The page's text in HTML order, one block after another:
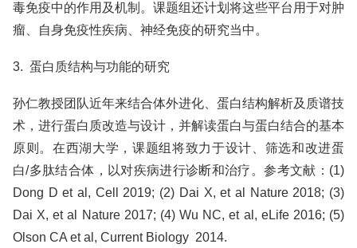
毒免疫中的作用及机制。课题组还计划将这些平台用于对肿
瘤、自身免疫性疾病、神经免疫的研究当中。
3. 蛋白质结构与功能的研究
孙仁教授团队近年来结合体外进化、蛋白结构解析及质谱技
术，进行蛋白质改造与设计，并解读蛋白与蛋白结合的基本
原则。在西湖大学，课题组将致力于设计、筛选和改进蛋
白/多肽结合体，以对疾病进行诊断和治疗。参考文献：(1)
Dong D et al, Cell 2019; (2) Dai X, et al Nature 2018; (3)
Dai X, et al Nature 2017; (4) Wu NC, et al, eLife 2016; (5)
Olson CA et al, Current Biology 2014.